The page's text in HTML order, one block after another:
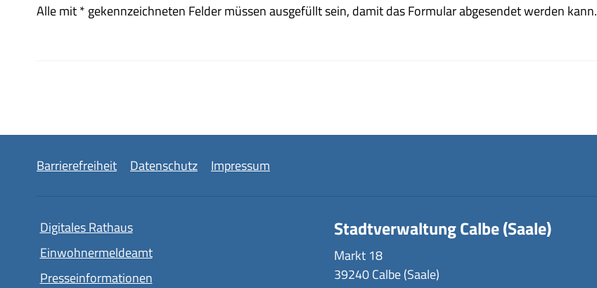
Alle mit* gekennzeichneten Felder müssen ausgefüllt sein, damit das Formular abgesendet werden kann.
Barrierefreiheit Datenschutz Impressum
Digitales Rathaus
Einwohnermeldeamt
Presseinformationen
Stadtverwaltung Calbe (Saale)
Markt 18
39240 Calbe (Saale)